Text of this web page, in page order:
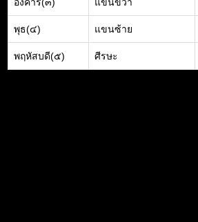
พุธ(๔) แขนซ้าย
พฤหัสบดี(๕) ศีรษะ